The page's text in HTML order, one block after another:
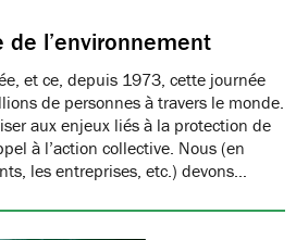
l’environnement
et ce, depuis 1973, cette journée
de personnes à travers le monde.
aux enjeux liés à la protection de
à l’action collective. Nous (en
les entreprises, etc.) devons…